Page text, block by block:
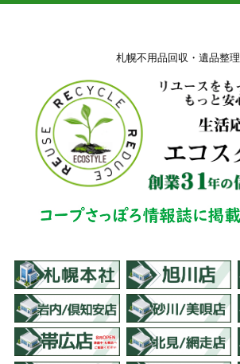
札幌不用品回収・遺品整理